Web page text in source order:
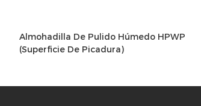
Almohadilla De Pulido Húmedo HPWP
(superficie De Picadura)